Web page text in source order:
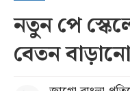
সর্বশেষ
নতুন পে
বেতন